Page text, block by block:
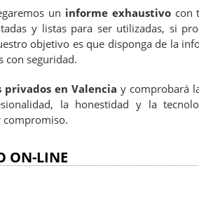
un informe exhaustivocon
y listas para ser utilizadas, si
objetivo es que disponga de la
con seguridad.
en Valencia y comprobará
la honestidad y la
compromiso.
ON-LINE